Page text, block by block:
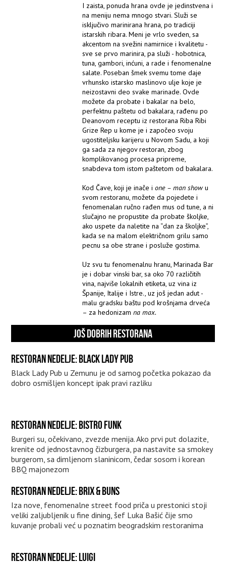
I zaista, ponuda hrana ovde je jedinstvena i
na meniju nema mnogo stvari. Služi se
isključivo marinirana hrana, po tradiciji
istarskih ribara. Meni je vrlo sveden, sa
akcentom na svežini namirnice i kvalitetu -
sve se prvo marinira, pa služi - hobotnica,
tuna, gambori, inćuni, a rade i fenomenalne
salate. Poseban šmek svemu tome daje
vrhunsko istarsko maslinovo ulje koje je
neizostavni deo svake marinade. Ovde
možete da probate i bakalar na belo,
perfektnu paštetu od bakalara, rađenu po
Deanovom receptu iz restorana Riba Ribi
Grize Rep u kome je i započeo svoju
ugostiteljsku karijeru u Novom Sadu, a koji
ga sada za njegov restoran, zbog
komplikovanog procesa pripreme,
snabdeva tom istom paštetom od bakalara.
Kod Čave, koji je inače ione – man showu
svom restoranu, možete da pojedete i
fenomenalan ručno rađen mus od tune, a ni
slučajno ne propustite da probate školjke,
ako uspete da naletite na “dan za školjke”,
kada se na malom električnom grilu samo
pecnu sa obe strane i posluže gostima.
Uz svu tu fenomenalnu hranu, Marinada Bar
je i dobar vinski bar, sa oko 70 različitih
vina, najviše lokalnih etiketa, uz vina iz
Španije, Italije i Istre., uz još jedan adut -
malu gradsku baštu pod krošnjama drveća
– za hedonizamna max.
JOŠ DOBRIH RESTORANA
RESTORAN NEDELJE: BLACK LADY PUB
Black Lady Pub u Zemunu je od samog početka pokazao da
dobro osmišljen koncept ipak pravi razliku
RESTORAN NEDELJE: BISTRO FUNK
Burgeri su, očekivano, zvezde menija. Ako prvi put dolazite,
krenite od jednostavnog čizburgera, pa nastavite sa smokey
burgerom, sa dimljenom slaninicom, čedar sosom i korean
BBQ majonezom
RESTORAN NEDELJE: BRIX & BUNS
Iza nove, fenomenalne street food priča u prestonici stoji
veliki zaljubljenik u fine dining, šef Luka Bašić čije smo
kuvanje probali već u poznatim beogradskim restoranima
RESTORAN NEDELJE: LUIGI